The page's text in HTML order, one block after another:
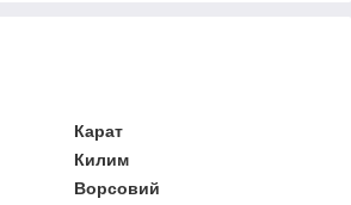
Карат
Килим
Ворсовий